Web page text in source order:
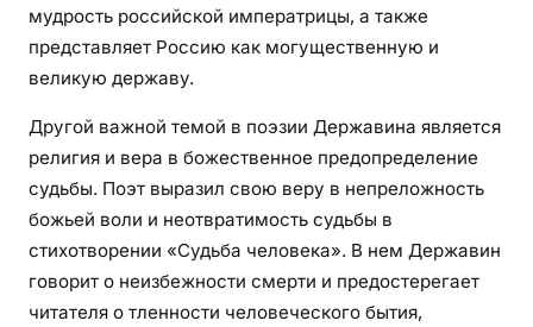
мудрость российской императрицы, а также
представляет Россию как могущественную и
великую державу.
Другой важной темой в поэзии Державина является
религия и вера в божественное предопределение
судьбы. Поэт выразил свою веру в непреложность
божьей воли и неотвратимость судьбы в
стихотворении «Судьба человека». В нем Державин
говорит о неизбежности смерти и предостерегает
читателя о тленности человеческого бытия,